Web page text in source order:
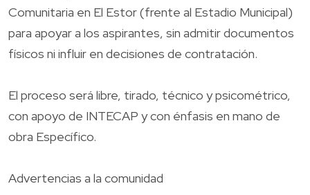
Comunitaria en El Estor (frente al Estadio Municipal)
para apoyar a los aspirantes, sin admitir documentos
físicos ni influir en decisiones de contratación.
El proceso será libre, tirado, técnico y psicométrico,
con apoyo de INTECAP y con énfasis en mano de
obra Específico.
Advertencias a la comunidad